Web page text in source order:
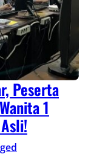
Peserta
1